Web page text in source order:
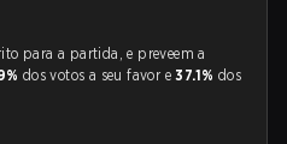
para a partida, e preveem a
dos votos a seu favor e37.1% dos